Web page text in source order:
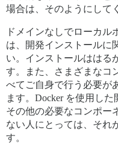
場合は、そのようにして
ドメインなしでローカル
は、開発インストールに
い。インストールははる
す。また、さまざまなコ
べてご自身で行う必要が
ます。Docker を使用し
その他の必要なコンポー
ない人にとっては、それ
す。